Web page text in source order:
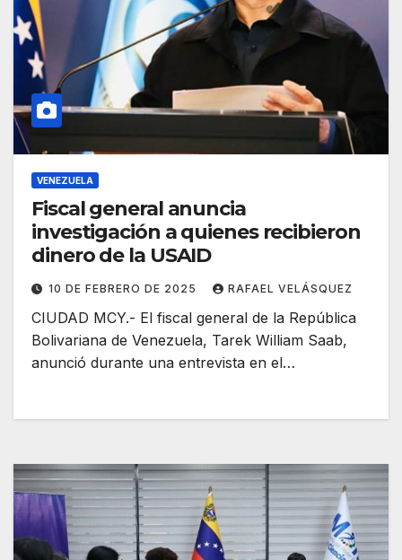
VENEZUELA
Fiscal general anuncia
investigación a quienes recibieron
dinero de la USAID
10 DE FEBRERO DE 2025 RAFAEL VELÁSQUEZ
CIUDAD MCY.- El fiscal general de la República
Bolivariana de Venezuela, Tarek William Saab,
anunció durante una entrevista en el…